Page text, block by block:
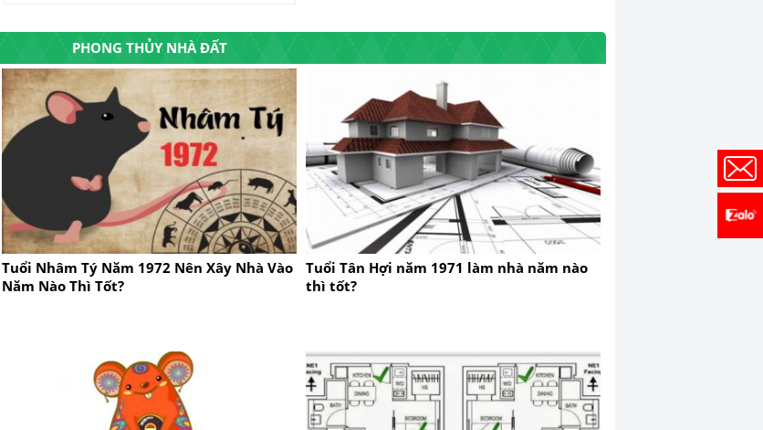
PHONG THỦY NHÀ ĐẤT
Tuổi Nhâm Tý Năm 1972 Nên Xây Nhà Vào
Năm Nào Thì Tốt?
Tuổi Tân Hợi năm 1971 làm nhà năm nào
thì tốt?